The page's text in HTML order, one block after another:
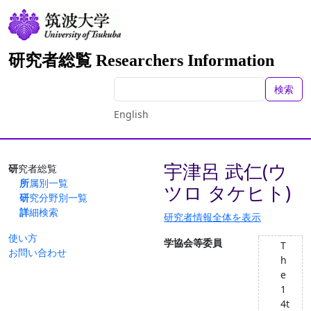
研究者総覧 Researchers Information
検索
English
研究者総覧
所属別一覧
研究分野別一覧
詳細検索
使い方
お問い合わせ
宇津呂 武仁(ウ
ツロ タケヒト)
研究者情報全体を表示
学協会等委員
T
h
e
1
4t